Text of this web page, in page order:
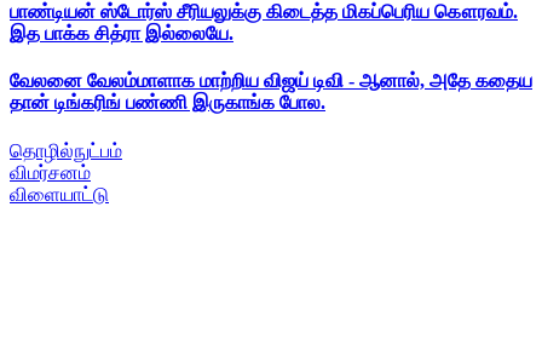
பாண்டியன் ஸ்டோர்ஸ் சீரியலுக்கு கிடைத்த மிகப்பெரிய கௌரவம்.
இத பாக்க சித்ரா இல்லையே.
வேலனை வேலம்மாளாக மாற்றிய விஜய் டிவி - ஆனால், அதே கதைய
தான் டிங்கரிங் பண்ணி இருகாங்க போல.
தொழில்நுட்பம்
விமர்சனம்
விளையாட்டு